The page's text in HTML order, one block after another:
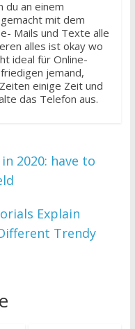
du an einem
mit dem
Mails und Texte alle
alles ist okay wo
ideal für Online-
jemand,
einige Zeit und
das Telefon aus.
2020: have to
Explain
Trendy